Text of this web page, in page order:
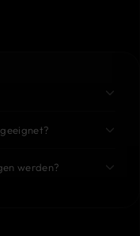
werden?